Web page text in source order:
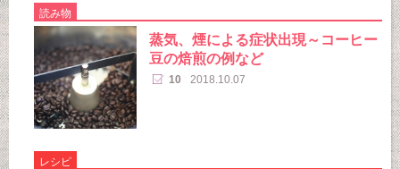
読み物
蒸気、煙による症状出現～コーヒー
豆の焙煎の例など
10 2018.10.07
レシピ